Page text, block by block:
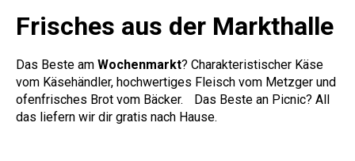
Frisches aus der Markthalle
Das Beste am Wochenmarkt? Charakteristischer Käse
vom Käsehändler, hochwertiges Fleisch vom Metzger und
ofenfrisches Brot vom Bäcker. Das Beste an Picnic? All
das liefern wir dir gratis nach Hause.